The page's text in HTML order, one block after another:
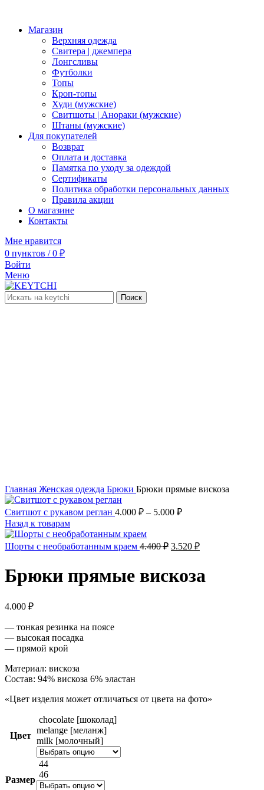
Магазин
Верхняя одежда
Свитера | джемпера
Лонгсливы
Футболки
Топы
Кроп-топы
Худи (мужские)
Свитшоты | Анораки (мужские)
Штаны (мужские)
Для покупателей
Возврат
Оплата и доставка
Памятка по уходу за одеждой
Сертификаты
Политика обработки персональных данных
Правила акции
О магазине
Контакты
Мне нравится
0 пунктов / 0 ₽
Войти
Меню
Поиск
Главная Женская одежда Брюки Брюки прямые вискоза
Свитшот с рукавом реглан 4.000 ₽ – 5.000 ₽
Назад к товарам
Шорты с необработанным краем 4.400₽ Первоначальная
4.400 ₽.
3.520 ₽Текущая
Брюки прямые вискоза
4.000 ₽
— тонкая резинка на поясе
— высокая посадка
— прямой крой
Материал: вискоза
Состав: 94% вискоза 6% эластан
«Цвет изделия может отличаться от цвета на фото»
Цвет
chocolate [шоколад]
melange [меланж]
milk [молочный]
Размер
44
46